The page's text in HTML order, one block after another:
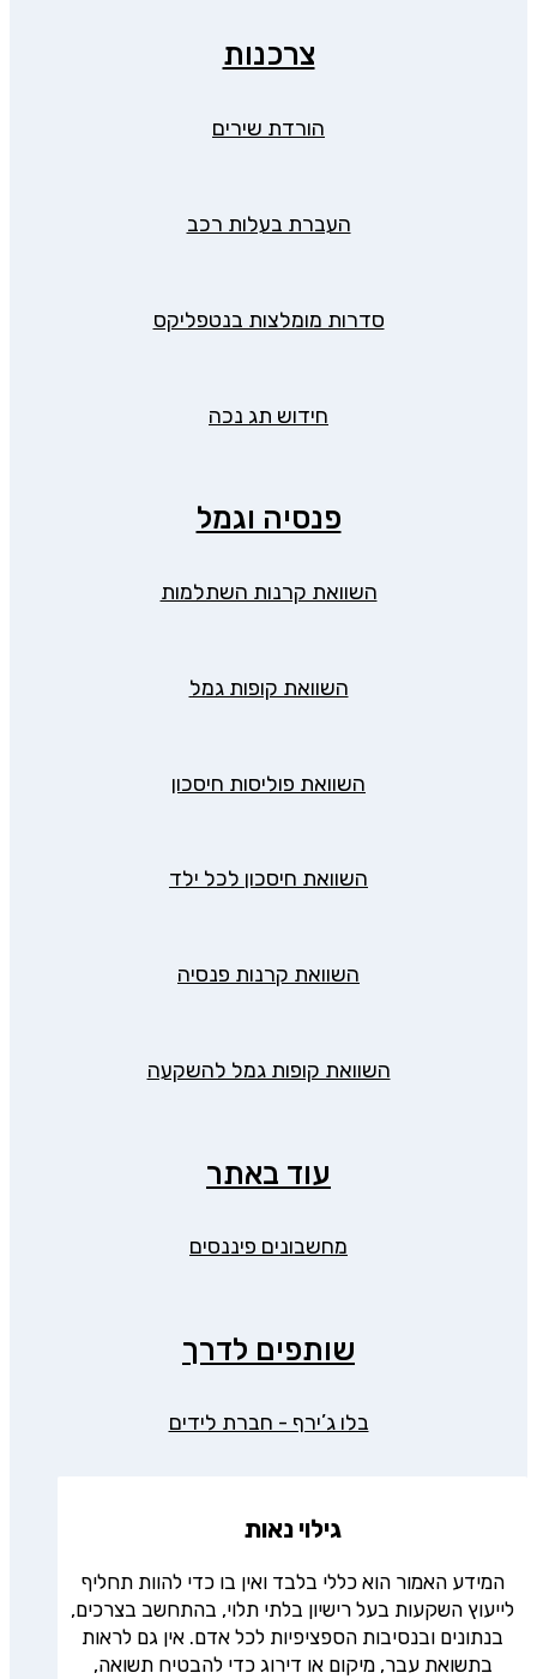
צרכנות
הורדת שירים
העברת בעלות רכב
סדרות מומלצות בנטפליקס
חידוש תג נכה
פנסיה וגמל
השוואת קרנות השתלמות
השוואת קופות גמל
השוואת פוליסות חיסכון
השוואת חיסכון לכל ילד
השוואת קרנות פנסיה
השוואת קופות גמל להשקעה
עוד באתר
מחשבונים פיננסים
שותפים לדרך
בלו ג’ירף - חברת לידים
גילוי נאות
המידע האמור הוא כללי בלבד ואין בו כדי להוות תחליף
לייעוץ השקעות בעל רישיון בלתי תלוי, בהתחשב בצרכים,
בנתונים ובנסיבות הספציפיות לכל אדם. אין גם לראות
בתשואת עבר, מיקום או דירוג כדי להבטיח תשואה,